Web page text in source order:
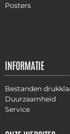
Posters
INFORMATIE
Bestanden
Duurzaamheid
Service